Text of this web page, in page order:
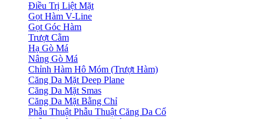
Điều Trị Liệt Mặt
Gọt Hàm V-Line
Gọt Góc Hàm
Trượt Cằm
Hạ Gò Má
Nâng Gò Má
Chỉnh Hàm Hô Móm (Trượt Hàm)
Căng Da Mặt Deep Plane
Căng Da Mặt Smas
Căng Da Mặt Bằng Chỉ
Phẫu Thuật Phẫu Thuật Căng Da Cổ